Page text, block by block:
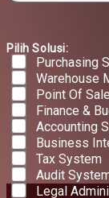
Pilih Solusi:
Purchasing
Warehouse
Point Of
Finance &
Accounting
Business
Tax System
Audit
Legal